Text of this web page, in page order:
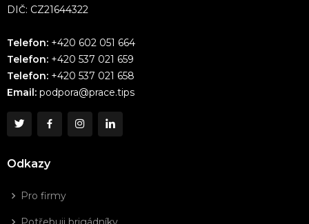
DIČ: CZ21644322
Telefon: +420 602 051 664
Telefon: +420 537 021 659
Telefon: +420 537 021 658
Email: podpora@prace.tips
Odkazy
Pro firmy